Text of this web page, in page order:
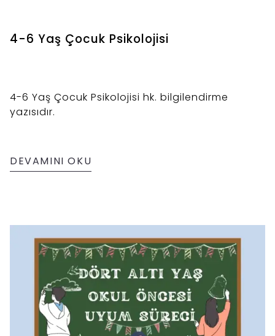
4-6 Yaş Çocuk Psikolojisi
4-6 Yaş Çocuk Psikolojisi hk. bilgilendirme
yazısıdır.
DEVAMINI OKU